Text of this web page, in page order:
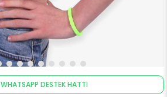
WHATSAPP DESTEK HATTI